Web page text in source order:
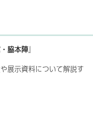
脇本陣』
展示資料について解説す